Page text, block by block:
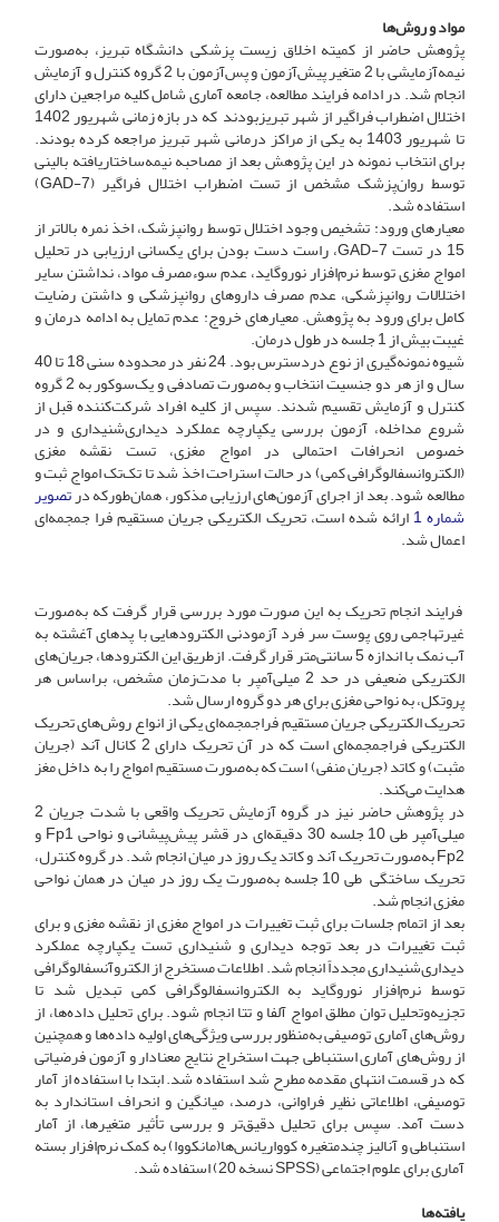
مواد و روش‌ها
پژوهش حاضر از کمیته اخلاق زیست پزشکی دانشگاه تبریز، به‌صورت
نیمه‌آزمایشی با 2 متغیر پیش‌آزمون و پس‌آزمون با 2 گروه کنترل و آزمایش
انجام شد. در ادامه فرایند مطالعه، جامعه آماری شامل کلیه مراجعین دارای
اختلال اضطراب فراگیر از شهر تبریزبودند که در بازه زمانی شهریور 1402
تا شهریور 1403 به یکی از مراکز درمانی شهر تبریز مراجعه کرده بودند.
برای انتخاب نمونه در این پژوهش بعد از مصاحبه نیمه‌ساختاریافته بالینی
توسط روان‌پزشک مشخص از تست اضطراب اختلال فراگیر (GAD-7)
استفاده شد.
معیارهای ورود: تشخیص وجود اختلال توسط روانپزشک، اخذ نمره بالاتر از
15 در تست GAD-7، راست دست بودن برای یکسانی ارزیابی در تحلیل
امواج مغزی توسط نرم‌افزار نوروگاید، عدم سوء‌مصرف مواد، نداشتن سایر
اختلالات روانپزشکی، عدم مصرف داروهای روانپزشکی و داشتن رضایت
کامل برای ورود به پژوهش. معیار‌های خروج: عدم تمایل به ادامه درمان و
غیبت بیش از 1 جلسه در طول درمان.‌
شیوه نمونه‌گیری از نوع در‌دسترس بود. 24 نفر در محدوده سنی 18 تا 40
سال و از هر دو جنسیت انتخاب و به‌صورت تصادفی و یک‌سو‌کور به 2 گروه
کنترل و آِزمایش تقسیم شدند. سپس از کلیه افراد شرکت‌کننده قبل از
شروع مداخله، آزمون بررسی یکپارچه عملکرد دیداری‌شنیداری و در
خصوص انحرافات احتمالی در امواج مغزی، تست نقشه مغزی
(الکتروانسفالوگرافی کمی) در حالت استراحت اخذ شد تا تک‌تک امواج ثبت و
مطالعه شود. بعد از اجرای آزمون‌های ارزیابی مذکور، همان‌طورکه درتصویر
شماره 1 ارائه شده است، تحریک الکتریکی جریان مستقیم فرا جمجمه‌ای
اعمال شد.
فرایند انجام تحریک به این صورت مورد بررسی قرار گرفت که به‌صورت
غیرتهاجمی روی پوست سر فرد آزمودنی الکترودهایی با پدهای‌ آغشته به
آب نمک با اندازه 5 سانتی‌متر قرار گرفت. از‌طریق این الکترودها، جریان‌های
الکتریکی ضعیفی در حد 2 میلی‌آمپر با مدت‌زمان مشخص، بر‌اساس هر
پروتکل، به نواحی مغزی برای هر دو گروه ارسال شد.
تحریک الکتریکی جریان مستقیم فراجمجمه‌ای یکی از انواع روش‌های تحریک
الکتریکی فراجمجمه‌ای است که در آن تحریک دارای 2 کانال آند (جریان
مثبت) و کاتد (جریان منفی) است که به‌صورت مستقیم امواج را به داخل مغز
هدایت می‌کند.
در پژوهش حاضر نیز در گروه آزمایش تحریک واقعی با شدت جریان 2
میلی‌آمپر طی 10 جلسه 30 دقیقه‌ای در قشر پیش‌پیشانی و نواحی Fp1 و
Fp2 به‌صورت تحریک آند و کاتد یک روز در میان انجام شد. در گروه کنترل،
تحریک ساختگی طی 10 جلسه به‌صورت یک روز در میان در همان نواحی
مغزی انجام شد.
بعد از اتمام جلسات برای ثبت تغییرات در امواج مغزی از نقشه مغزی و برای
ثبت تغییرات در بعد توجه دیداری و شنیداری تست یکپارچه عملکرد
دیداری‌شنیداری مجدداً انجام شد. اطلاعات مستخرج از الکتروآنسفالوگرافی
توسط نرم‌افزار نوروگاید به الکتروانسفالوگرافی کمی تبدیل شد تا
تجزیه‌و‌تحلیل توان مطلق امواج آلفا و تتا انجام شود. برای تحلیل داده‌ها، از
روش‌های آماری توصیفی به‌منظور بررسی ویژگی‌های اولیه داده‌ها و همچنین
از روش‌های آماری استنباطی جهت استخراج نتایج معنادار و آزمون فرضیاتی
که در قسمت انتهای مقدمه مطرح شد استفاده شد. ابتدا با استفاده از آمار
توصیفی، اطلاعاتی نظیر فراوانی، درصد، میانگین و انحراف استاندارد به
‌دست آمد. سپس برای تحلیل دقیق‌تر و بررسی تأثیر متغیرها، از آمار
استنباطی و آنالیز چندمتغیره کوواریانس‌ها(مانکووا) به کمک نرم‌افزار بسته
آماری برای علوم اجتماعی (SPSS نسخه 20) استفاده شد.
یافته‌ها